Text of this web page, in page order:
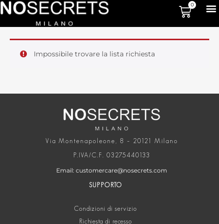
0
Impossibile trovare la lista richiesta
Via Montenapoleone, 8 – 20121 Milano
P.IVA/C.F. 03275440133
Email: customercare@nosecrets.com
SUPPORTO
Condizioni di servizio
Richiesta di recesso